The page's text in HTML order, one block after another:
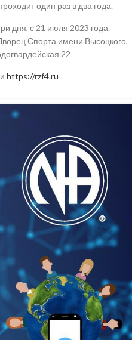
один раз в два года.
дня, с 21 июля 2023 года.
Спорта имени Высоцкого,
22
https://rzf4.ru